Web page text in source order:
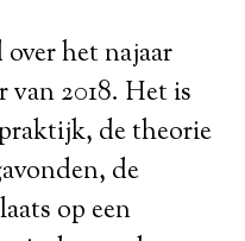
over het najaar
van 2018. Het is
de theorie
de
op een